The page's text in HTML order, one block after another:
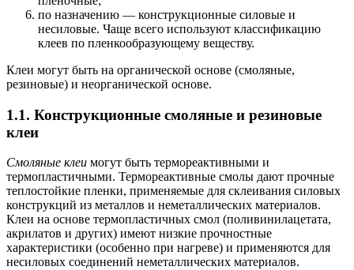
по назначению — конструкционные силовые и
несиловые. Чаще всего используют классификацию
клеев по пленкообразующему веществу.
Клеи могут быть на органической основе (смоляные,
резиновые) и неорганической основе.
1.1. Конструкционные смоляные и резиновые
клеи
Смоляные клеи могут быть термореактивными и
термопластичными. Термореактивные смолы дают прочные
теплостойкие пленки, применяемые для склеивания силовых
конструкций из металлов и неметаллических материалов.
Клеи на основе термопластичных смол (поливинилацетата,
акрилатов и других) имеют низкие прочностные
характеристики (особенно при нагреве) и применяются для
несиловых соединений неметаллических материалов.